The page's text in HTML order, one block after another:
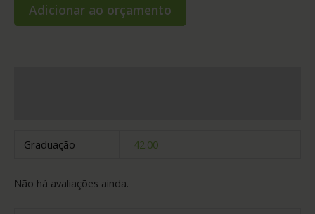
Adicionar ao orçamento
Graduação 42.00
Não há avaliações ainda.